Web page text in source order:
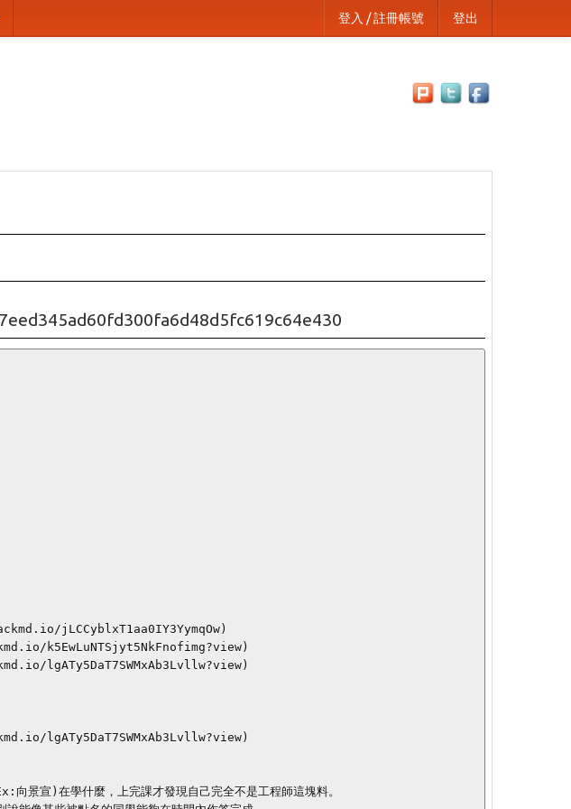
登入 / 註冊帳號 登出
jLCCyblxT1aa0IY3YymqOw)
k5EwLuNTSjyt5NkFnofimg?view)
lgATy5DaT7SWMxAb3Lvllw?view)
lgATy5DaT7SWMxAb3Lvllw?view)
向景宣)在學什麼，上完課才發現自己完全不是工程師這塊料。